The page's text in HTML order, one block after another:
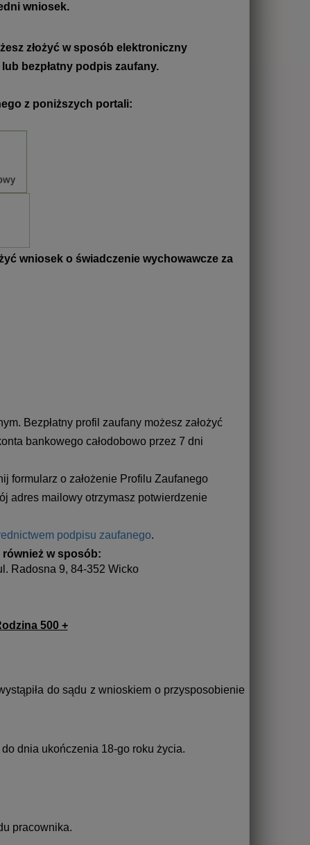
wniosek.
złożyć w sposób elektroniczny
bezpłatny podpis zaufany.
z poniższych portali:
wniosek o świadczenie wychowawcze za
Bezpłatny profil zaufany możesz założyć
bankowego całodobowo przez 7 dni
formularz o założenie Profilu Zaufanego
adres mailowy otrzymasz potwierdzenie
podpisu zaufanego.
również w sposób:
Radosna 9, 84-352 Wicko
500 +
do sądu z wnioskiem o przysposobienie
dnia ukończenia 18-go roku życia.
pracownika.